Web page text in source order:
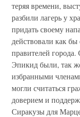
теряя времени,
разбили лагерь у
придать своему
действовали как
правителей
Эпикид были, так
избранными
могли считаться
доверием и
Сиракузы для